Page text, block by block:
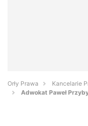
Orły Prawa
Kancelarie
Adwokat Paweł